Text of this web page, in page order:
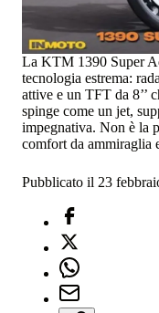
La KTM 1390 Super
tecnologia estrema:
attive e un TFT da 8’’
spinge come un jet,
impegnativa. Non è la
comfort da ammiraglia
Pubblicato il 23